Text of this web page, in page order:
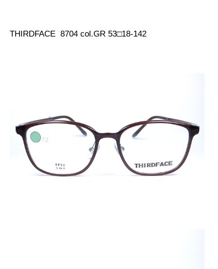
THIRDFACE 8704 col.GR 53□18-142